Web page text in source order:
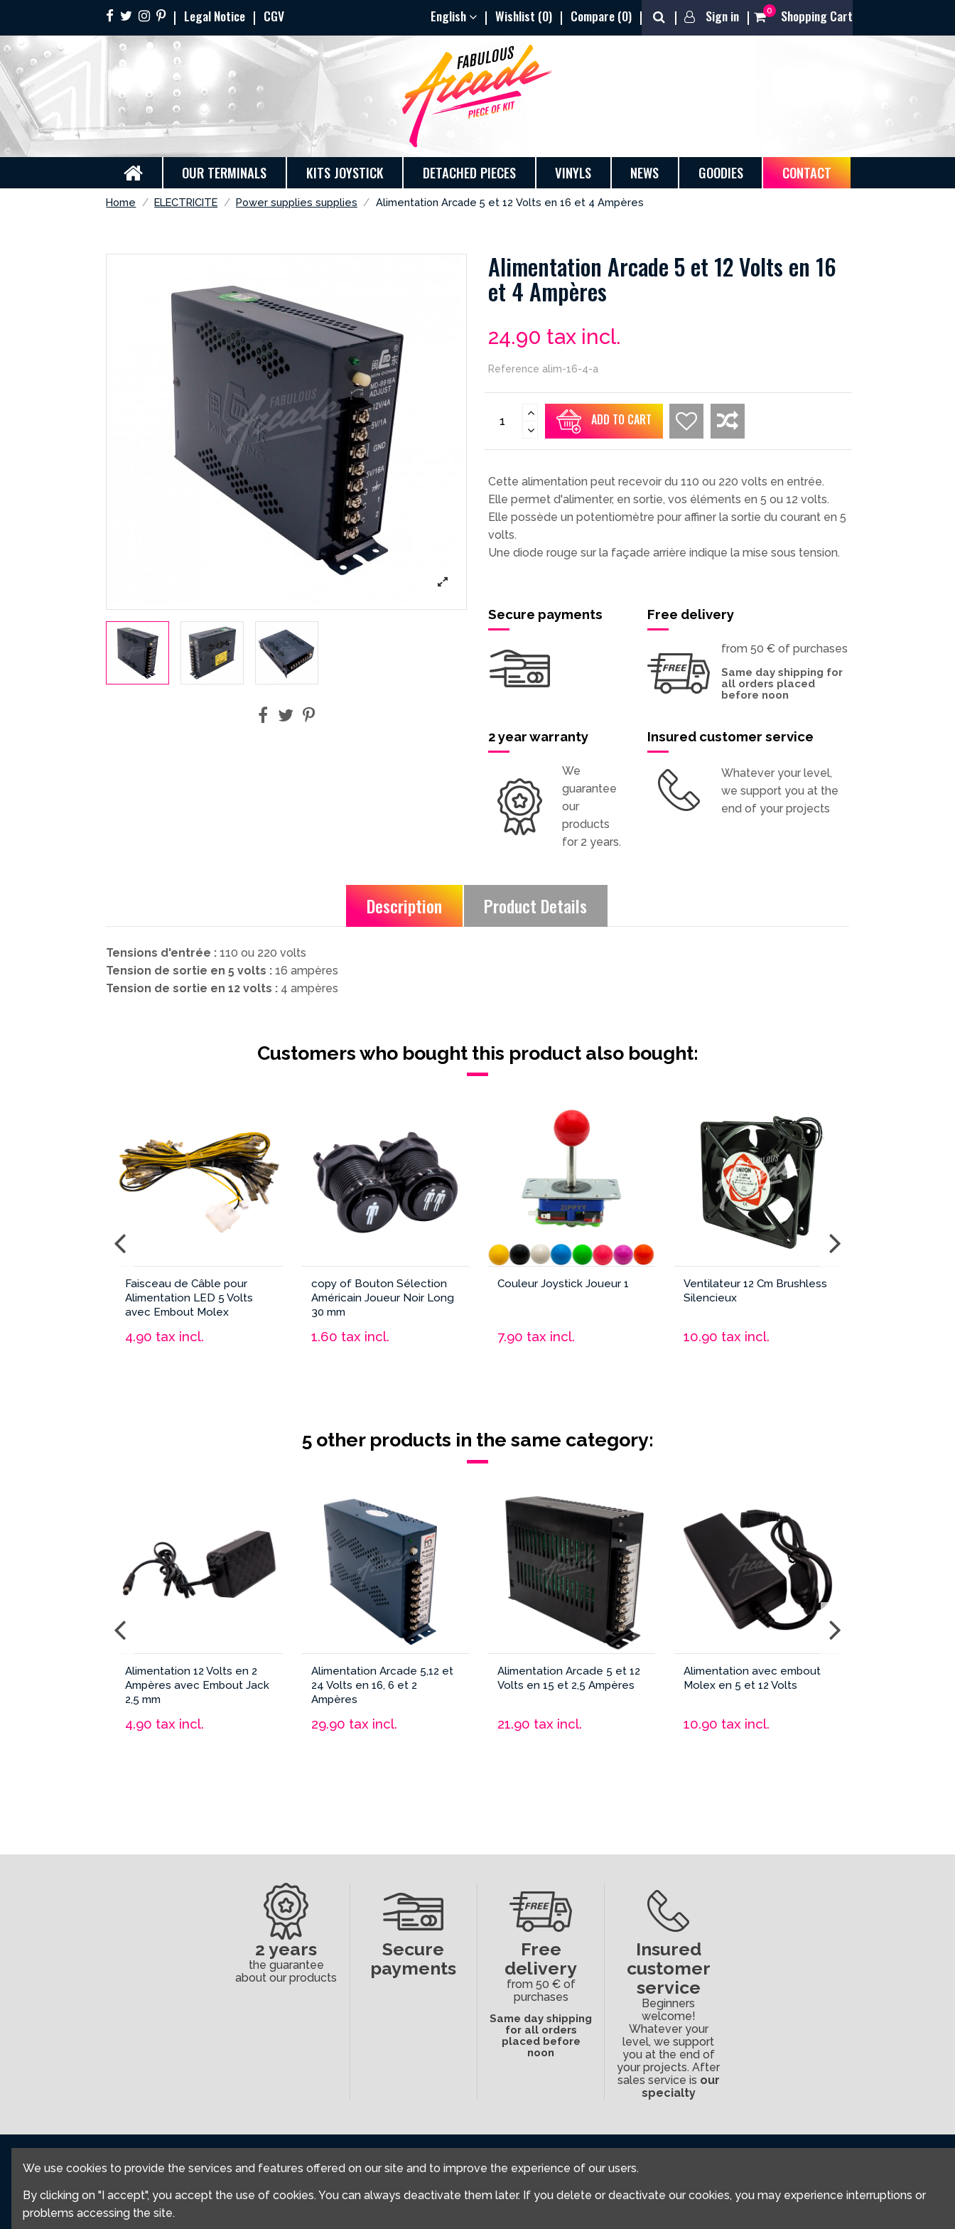
Legal Notice CGV English Wishlist (0) Compare (0) Sign in 0 Shopping Cart
OUR TERMINALS KITS JOYSTICK DETACHED PIECES VINYLS NEWS GOODIES CONTACT
Home ELECTRICITE Power supplies supplies Alimentation Arcade 5 et 12 Volts en 16 et 4 Ampères
Alimentation Arcade 5 et 12 Volts en 16
et 4 Ampères
24.90 tax incl.
Reference alim-16-4-a
ADD TO CART
Cette alimentation peut recevoir du 110 ou 220 volts en entrée.
Elle permet d'alimenter, en sortie, vos éléments en 5 ou 12 volts.
Elle possède un potentiomètre pour affiner la sortie du courant en 5
volts.
Une diode rouge sur la façade arrière indique la mise sous tension.
Secure payments Free delivery
from 50 € of purchases
Same day shipping for
all orders placed
before noon
2 year warranty
We
guarantee
our
products
for 2 years.
Insured customer service
Whatever your level,
we support you at the
end of your projects
Description Product Details
Tensions d'entrée :110 ou 220 volts
Tension de sortie en 5 volts :16 ampères
Tension de sortie en 12 volts : 4 ampères
Customers who bought this product also bought:
Faisceau de Câble pour
Alimentation LED 5 Volts
avec Embout Molex
4.90 tax incl.
copy of Bouton Sélection
Américain Joueur Noir Long
30 mm
1.60 tax incl.
Couleur Joystick Joueur 1
7.90 tax incl.
Ventilateur 12 Cm Brushless
Silencieux
10.90 tax incl.
5 other products in the same category:
Alimentation 12 Volts en 2
Ampères avec Embout Jack
2,5 mm
4.90 tax incl.
Alimentation Arcade 5,12 et
24 Volts en 16, 6 et 2
Ampères
29.90 tax incl.
Alimentation Arcade 5 et 12
Volts en 15 et 2,5 Ampères
21.90 tax incl.
Alimentation avec embout
Molex en 5 et 12 Volts
10.90 tax incl.
2 years
the guarantee
about our products
Secure
payments
Free
delivery
from 50 € of
purchases
Same day shipping
for all orders
placed before
noon
Insured
customer
service
Beginners
welcome!
Whatever your
level, we support
you at the end of
your projects. After
sales service is our
specialty
Contact Us
Legal Notice
Fabulous World
We use cookies to provide the services and features offered on our site and to improve the experience of our users.
By clicking on "I accept", you accept the use of cookies. You can always deactivate them later. If you delete or deactivate our cookies, you may experience interruptions or
problems accessing the site.